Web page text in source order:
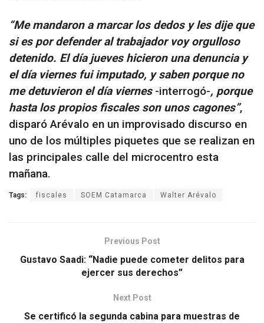
“Me mandaron a marcar los dedos y les dije que
si es por defender al trabajador voy orgulloso
detenido. El día jueves hicieron una denuncia y
el día viernes fui imputado, y saben porque no
me detuvieron el día viernes -interrogó-, porque
hasta los propios fiscales son unos cagones”,
disparó Arévalo en un improvisado discurso en
uno de los múltiples piquetes que se realizan en
las principales calle del microcentro esta
mañana.
Tags: fiscales SOEM Catamarca Walter Arévalo
Previous Post
Gustavo Saadi: “Nadie puede cometer delitos para
ejercer sus derechos”
Next Post
Se certificó la segunda cabina para muestras de